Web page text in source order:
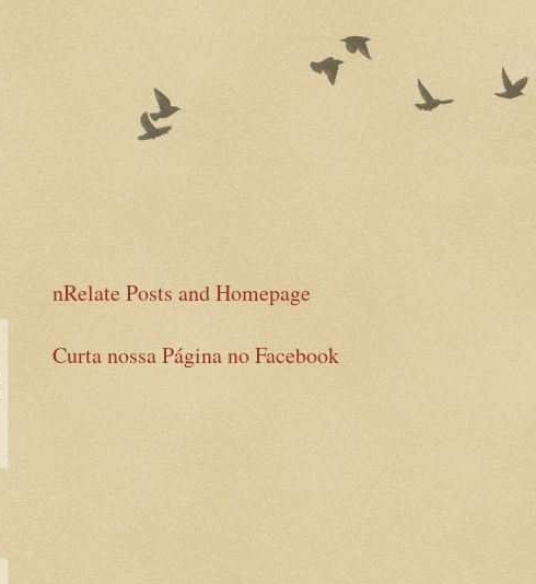
nRelate Posts and Homepage
Curta nossa Página no Facebook